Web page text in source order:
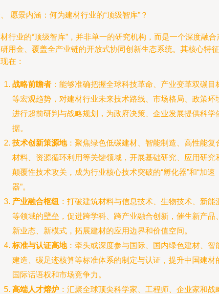
愿景内涵：何为建材行业的“顶级智库”？
行业的“顶级智库”，并非单一的研究机构，而是一个深度融合
用金、覆盖全产业链的开放式协同创新生态系统。其核心特征
在：
战略前瞻者 ：能够准确把握全球科技革命、产业变革双碳目
等宏观趋势，对建材行业未来技术路线、市场格局、政策环
进行超前研判与战略规划，为政府决策、企业发展提供科学
据。
技术创新策源地：聚焦绿色低碳建材、智能制造、高性能复
材料、资源循环利用等关键领域，开展基础研究、应用研究
颠覆性技术攻关，成为行业核心技术突破的“孵化器”和“加速
器”。
产业融合枢纽
：打破建筑材料与信息技术、生物技术、新能
等领域的壁垒，促进跨学科、跨产业融合创新，催生新产品
新业态、新模式，拓展建材的应用边界和价值空间。
标准与认证高地：牵头或深度参与国际、国内绿色建材、智
建造、碳足迹核算等标准体系的制定与认证，提升中国建材
国际话语权和市场竞争力。
高端人才熔炉 ：汇聚全球顶尖科学家、工程师、企业家和战